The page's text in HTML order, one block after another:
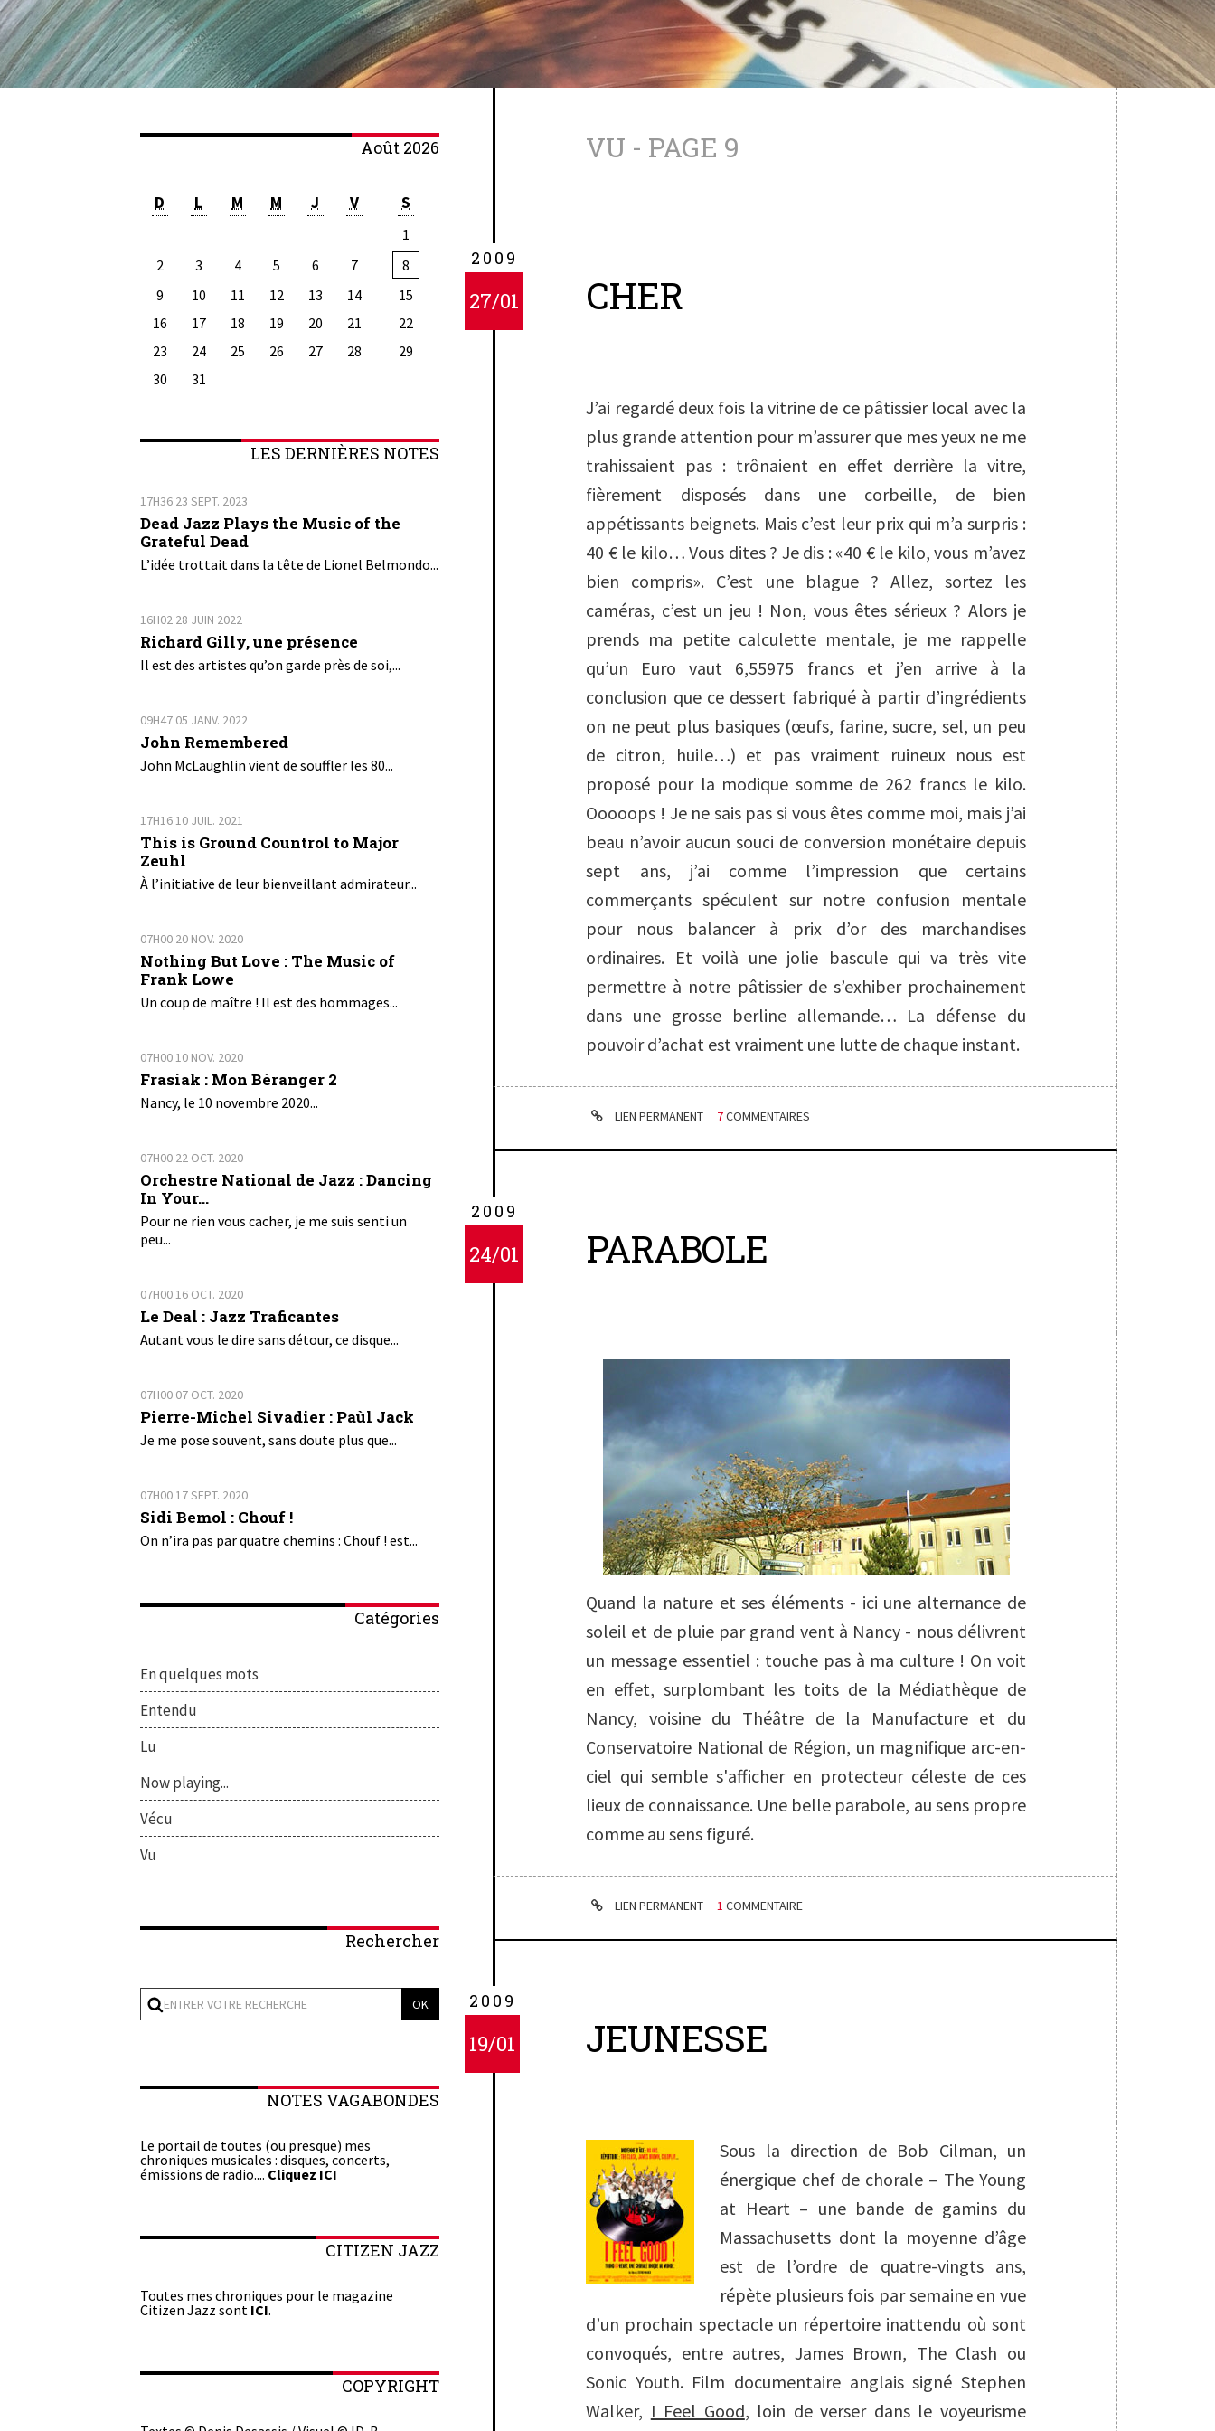
Août 2026
D L M M J V S
1
2
3 4 5 6 7
8
9
10 11 12 13 14
15
16
17 18 19 20 21
22
23
24 25 26 27 28
29
30
31
LES DERNIÈRES NOTES
17H36 23 SEPT. 2023
Dead Jazz Plays the Music of the
Grateful Dead
L’idée trottait dans la tête de Lionel Belmondo...
16H02 28 JUIN 2022
Richard Gilly, une présence
Il est des artistes qu’on garde près de soi,...
09H47 05 JANV. 2022
John Remembered
John McLaughlin vient de souffler les 80...
17H16 10 JUIL. 2021
This is Ground Countrol to Major
Zeuhl
À l’initiative de leur bienveillant admirateur...
07H00 20 NOV. 2020
Nothing But Love : The Music of
Frank Lowe
Un coup de maître ! Il est des hommages...
07H00 10 NOV. 2020
Frasiak : Mon Béranger 2
Nancy, le 10 novembre 2020...
07H00 22 OCT. 2020
Orchestre National de Jazz : Dancing
In Your...
Pour ne rien vous cacher, je me suis senti un
peu...
07H00 16 OCT. 2020
Le Deal : Jazz Traficantes
Autant vous le dire sans détour, ce disque...
07H00 07 OCT. 2020
Pierre-Michel Sivadier : Paùl Jack
Je me pose souvent, sans doute plus que...
07H00 17SEPT. 2020
Sidi Bemol : Chouf !
On n’ira pas par quatre chemins : Chouf ! est...
Catégories
En quelques mots
Entendu
Lu
Now playing...
Vécu
Vu
Rechercher
NOTES VAGABONDES
Le portail de toutes (ou presque) mes
chroniques musicales : disques, concerts,
émissions de radio.... Cliquez ICI
CITIZEN JAZZ
Toutes mes chroniques pour le magazine
Citizen Jazz sont ICI.
COPYRIGHT
VU - PAGE 9
2009
27/01 CHER
J’ai regardé deux fois la vitrine de ce pâtissier local avec la
plus grande attention pour m’assurer que mes yeux ne me
trahissaient pas : trônaient en effet derrière la vitre,
fièrement disposés dans une corbeille, de bien
appétissants beignets. Mais c’est leur prix qui m’a surpris :
40 € le kilo… Vous dites ? Je dis : «40 € le kilo, vous m’avez
bien compris». C’est une blague ? Allez, sortez les
caméras, c’est un jeu ! Non, vous êtes sérieux ? Alors je
prends ma petite calculette mentale, je me rappelle
qu’un Euro vaut 6,55975 francs et j’en arrive à la
conclusion que ce dessert fabriqué à partir d’ingrédients
on ne peut plus basiques (œufs, farine, sucre, sel, un peu
de citron, huile…) et pas vraiment ruineux nous est
proposé pour la modique somme de 262 francs le kilo.
Ooooops ! Je ne sais pas si vous êtes comme moi, mais j’ai
beau n’avoir aucun souci de conversion monétaire depuis
sept ans, j’ai comme l’impression que certains
commerçants spéculent sur notre confusion mentale
pour nous balancer à prix d’or des marchandises
ordinaires. Et voilà une jolie bascule qui va très vite
permettre à notre pâtissier de s’exhiber prochainement
dans une grosse berline allemande… La défense du
pouvoir d’achat est vraiment une lutte de chaque instant.
LIEN PERMANENT 7COMMENTAIRES
2009
24/01 PARABOLE
Quand la nature et ses éléments - ici une alternance de
soleil et de pluie par grand vent à Nancy - nous délivrent
un message essentiel : touche pas à ma culture ! On voit
en effet, surplombant les toits de la Médiathèque de
Nancy, voisine du Théâtre de la Manufacture et du
Conservatoire National de Région, un magnifique arc-en-
ciel qui semble s'afficher en protecteur céleste de ces
lieux de connaissance. Une belle parabole, au sens propre
comme au sens figuré.
LIEN PERMANENT 1 COMMENTAIRE
2009
19/01 JEUNESSE
Sous la direction de Bob Cilman, un
énergique chef de chorale – The Young
at Heart – une bande de gamins du
Massachusetts dont la moyenne d’âge
est de l’ordre de quatre-vingts ans,
répète plusieurs fois par semaine en vue
d’un prochain spectacle un répertoire inattendu où sont
convoqués, entre autres, James Brown, The Clash ou
Sonic Youth. Film documentaire anglais signé Stephen
Walker, I Feel Good, loin de verser dans le voyeurisme